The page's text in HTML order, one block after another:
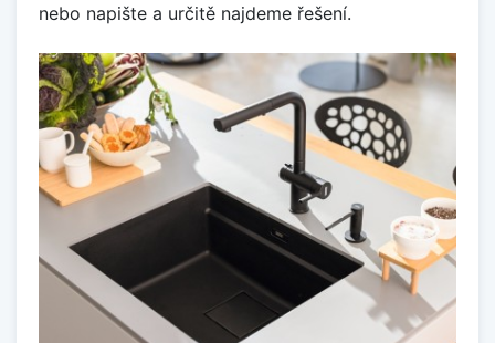
nebo napište a určitě najdeme řešení.